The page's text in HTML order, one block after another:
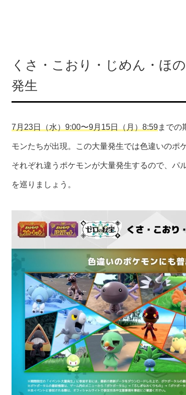
くさ・こおり・じめん・ほ
発生
7月23日（水）9:00〜9月15日（月）8:59までの
モンたちが出現。この大量発生では色違いのポ
それぞれ違うポケモンが大量発生するので、パ
を巡りましょう。